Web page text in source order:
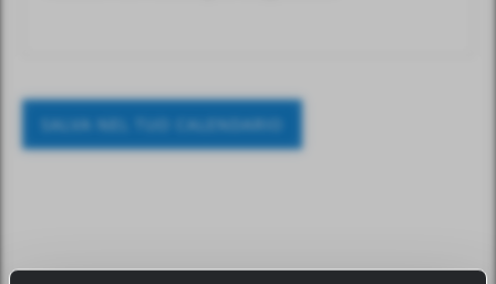
SALVA NEL TUO CALENDARIO